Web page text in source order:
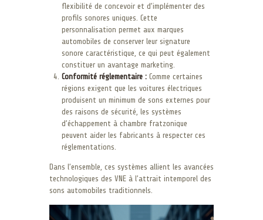
flexibilité de concevoir et d’implémenter des
profils sonores uniques. Cette
personnalisation permet aux marques
automobiles de conserver leur signature
sonore caractéristique, ce qui peut également
constituer un avantage marketing.
Conformité réglementaire : Comme certaines
régions exigent que les voitures électriques
produisent un minimum de sons externes pour
des raisons de sécurité, les systèmes
d’échappement à chambre fratzonique
peuvent aider les fabricants à respecter ces
réglementations.
Dans l’ensemble, ces systèmes allient les avancées
technologiques des VNE à l’attrait intemporel des
sons automobiles traditionnels.